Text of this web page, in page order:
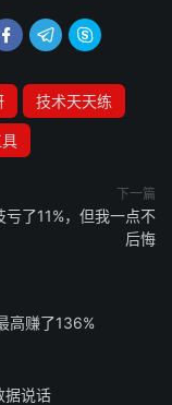
  
技术天天练
下一篇
亏了11%，但我一点不
后悔
高赚了136%
据说话